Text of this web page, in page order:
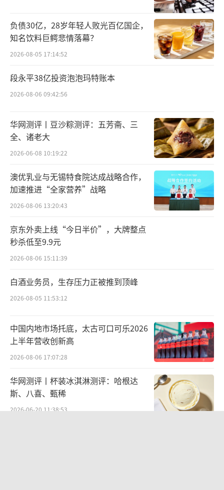
从5月18日至5月26日的个股表现来看，领
涨力量集中于已布局或被认为可能转型至半导
体散热方向的标的，而传统行业龙头或机构重
仓股在此期间涨幅相对较小。业绩翻倍的中兵
红箭涨幅垫底，多家亏损企业股价却大幅飙
值得注意的是，本轮行情呈现中小市值、
题材弹性较高的特征，整体换手率与波动率均
机构观点
轮驱动
机构普遍认为行业长期增长逻辑转向“材
培育钻石概念此前已经进入涨幅榜前列，近期
金刚石散热在AI数据中心的规模化落地，为超
硬材料与培育钻石行业打开了全新的成长空
间，叠加消费端需求稳步修复，行业长期增长
逻辑进一步夯实。
也有机构指出，投资者需注意短期风险。
当前板块短期涨幅较大，部分题材炒作标的脱
离基本面，投资者需优先选择财务健康、技术
负债30亿，28岁年轻人败光百亿国企，
知名饮料巨鳄悲情落幕？
2026-08-05 17:14:52
段永平38亿投资泡泡玛特账本
2026-08-06 09:42:56
华网测评丨豆沙粽测评：五芳斋、三
全、诸老大
2026-06-08 10:19:22
澳优乳业与无锡特食院达成战略合作，
加速推进“全家营养”战略
2026-08-06 13:20:43
京东外卖上线“今日半价”，大牌整点
秒杀低至9.9元
2026-08-06 15:11:39
白酒业务员，生存压力正被推到顶峰
2026-08-05 11:53:12
中国内地市场托底，太古可口可乐2026
上半年营收创新高
2026-08-06 17:07:28
华网测评丨杯装冰淇淋测评：哈根达
斯、八喜、甄稀
2026-06-20 11:38:53